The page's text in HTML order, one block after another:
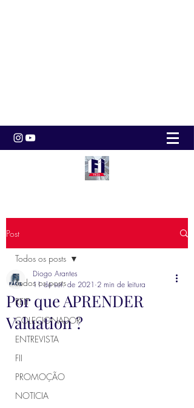
Post
Todos os posts
REIT
COLECIONADOR
ENTREVISTA
FII
PROMOÇÃO
NOTICIA
Todos os posts
Por que APRENDER
Valuation ?
Diogo Arantes
11 de set. de 2021 2 min de leitura